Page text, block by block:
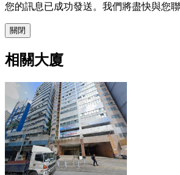
您的訊息已成功發送。我們將盡快與您聯
關閉
相關大廈